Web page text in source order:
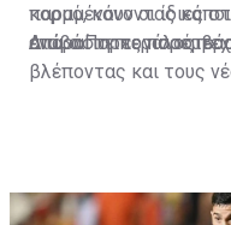
κορμό, κάνοντας
απαραίτητες
παραμένουν οι ίδιες
ενώ ο Πορτογάλος
βλέποντας και τους
Διαβάστε